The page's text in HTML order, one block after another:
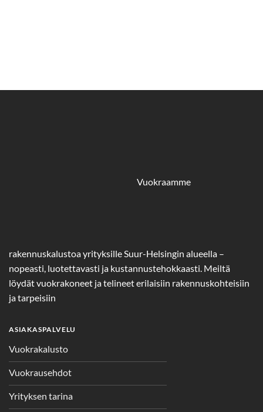
Vuokraamme
rakennuskalustoa yrityksille Suur-Helsingin alueella –
nopeasti, luotettavasti ja kustannustehokkaasti. Meiltä
löydät vuokrakoneet ja telineet erilaisiin rakennuskohteisiin
ja tarpeisiin
ASIAKASPALVELU
Vuokrakalusto
Vuokrausehdot
Yrityksen tarina